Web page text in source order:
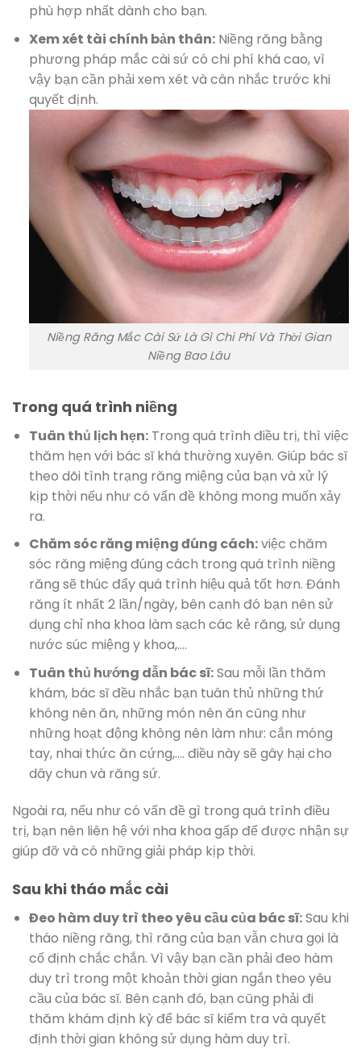
phù hợp nhất dành cho bạn.
Xem xét tài chính bản thân:Niềng răng bằng
phương pháp mắc cài sứ có chi phí khá cao, vì
vậy bạn cần phải xem xét và cân nhắc trước khi
quyết định.
Niềng Răng Mắc Cài Sứ Là Gì Chi Phí Và Thời Gian
Niềng Bao Lâu
Trong quá trình niềng
Tuân thủ lịch hẹn:Trong quá trình điều trị, thì việc
thăm hẹn với bác sĩ khá thường xuyên. Giúp bác sĩ
theo dõi tình trạng răng miệng của bạn và xử lý
kịp thời nếu như có vấn đề không mong muốn xảy
ra.
Chăm sóc răng miệng đúng cách:việc chăm
sóc răng miệng đúng cách trong quá trình niềng
răng sẽ thúc đẩy quá trình hiệu quả tốt hơn. Đánh
răng ít nhất 2 lần/ngày, bên cạnh đó bạn nên sử
dụng chỉ nha khoa làm sạch các kẻ răng, sử dụng
nước súc miệng y khoa,….
Tuân thủ hướng dẫn bác sĩ:Sau mỗi lần thăm
khám, bác sĩ đều nhắc bạn tuân thủ những thứ
không nên ăn, những món nên ăn cũng như
những hoạt động không nên làm như: cắn móng
tay, nhai thức ăn cứng,…. điều này sẽ gây hại cho
dây chun và răng sứ.
Ngoài ra, nếu như có vấn đề gì trong quá trình điều
trị, bạn nên liên hệ với nha khoa gấp để được nhận sự
giúp đỡ và có những giải pháp kịp thời.
Sau khi tháo mắc cài
Đeo hàm duy trì theo yêu cầu của bác sĩ:Sau khi
tháo niềng răng, thì răng của bạn vẫn chưa gọi là
cố định chắc chắn. Vì vậy bạn cần phải đeo hàm
duy trì trong một khoản thời gian ngắn theo yêu
cầu của bác sĩ. Bên cạnh đó, bạn cũng phải đi
thăm khám định kỳ để bác sĩ kiểm tra và quyết
định thời gian không sử dụng hàm duy trì.